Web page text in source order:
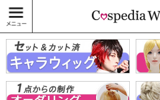
〜
商品タグ
キャラウィッグ
未加工ウィッグ
ベースウィッグ
衣装